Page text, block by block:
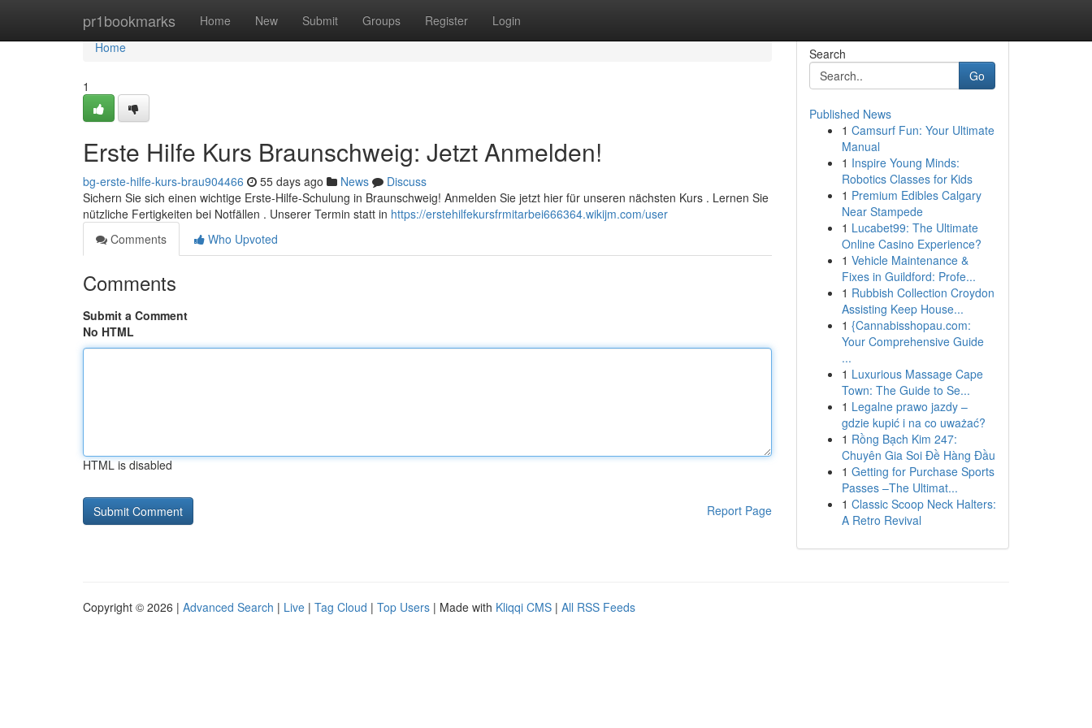
pr1bookmarks Home New Submit Groups Register Login
Home
Home
1
Erste Hilfe Kurs Braunschweig: Jetzt Anmelden!
bg-erste-hilfe-kurs-brau904466 55 days ago News
Discuss
Sichern Sie sich einen wichtige Erste-Hilfe-Schulung in Braunschweig! Anmelden Sie jetzt hier für unseren nächsten Kurs . Lernen Sie
nützliche Fertigkeiten bei Notfällen . Unserer Termin statt in https://erstehilfekursfrmitarbei666364.wikijm.com/user
Comments
Who Upvoted
Comments
Submit a Comment
No HTML
HTML is disabled
Report Page
Search
Go
Published News
1 Camsurf Fun: Your Ultimate
Manual
1 Inspire Young Minds:
Robotics Classes for Kids
1 Premium Edibles Calgary
Near Stampede
1 Lucabet99: The Ultimate
Online Casino Experience?
1 Vehicle Maintenance &
Fixes in Guildford: Profe...
1 Rubbish Collection Croydon
Assisting Keep House...
1 {Cannabisshopau.com:
Your Comprehensive Guide
...
1 Luxurious Massage Cape
Town: The Guide to Se...
1 Legalne prawo jazdy –
gdzie kupić i na co uważać?
1 Rồng Bạch Kim 247:
Chuyên Gia Soi Đề Hàng Đầu
1 Getting for Purchase Sports
Passes –The Ultimat...
1 Classic Scoop Neck Halters:
A Retro Revival
Copyright © 2026 | Advanced Search | Live | Tag Cloud | Top Users | Made with Kliqqi CMS | All RSS Feeds